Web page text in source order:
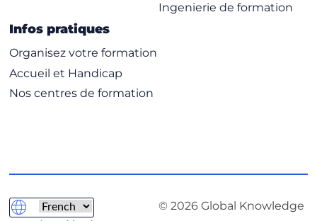
Ingenierie de formation
Infos pratiques
Organisez votre formation
Accueil et Handicap
Nos centres de formation
© 2026 Global Knowledge